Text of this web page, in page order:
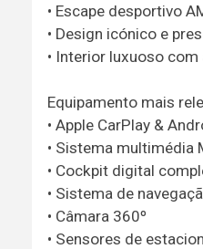
• Escape desportivo
• Design icónico e
• Interior luxuoso
Equipamento mais
• Apple CarPlay &
• Sistema multimédia
• Cockpit digital
• Sistema de
• Câmara 360º
• Sensores de